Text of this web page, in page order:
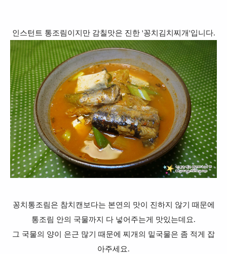
인스턴트 통조림이지만 감칠맛은 진한 '꽁치김치찌개'입니다.
꽁치통조림은 참치캔보다는 본연의 맛이 진하지 않기 때문에
통조림 안의 국물까지 다 넣어주는게 맛있는데요.
그 국물의 양이 은근 많기 때문에 찌개의 밑국물은 좀 적게 잡
아주세요.